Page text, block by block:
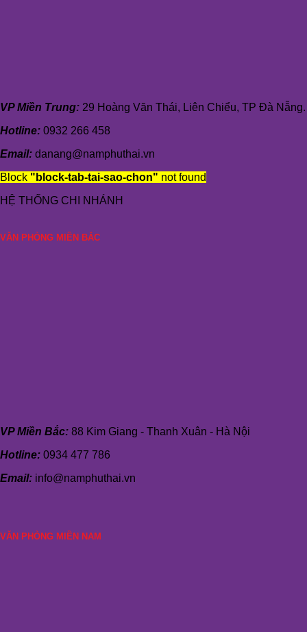
VP Miền Trung: 29 Hoàng Văn Thái, Liên Chiểu, TP Đà Nẵng.
Hotline: 0932 266 458
Email: danang@namphuthai.vn
Block "block-tab-tai-sao-chon" not found
HỆ THỐNG CHI NHÁNH
VĂN PHÒNG MIỀN BẮC
VP Miền Bắc: 88 Kim Giang - Thanh Xuân - Hà Nội
Hotline: 0934 477 786
Email: info@namphuthai.vn
VĂN PHÒNG MIỀN NAM